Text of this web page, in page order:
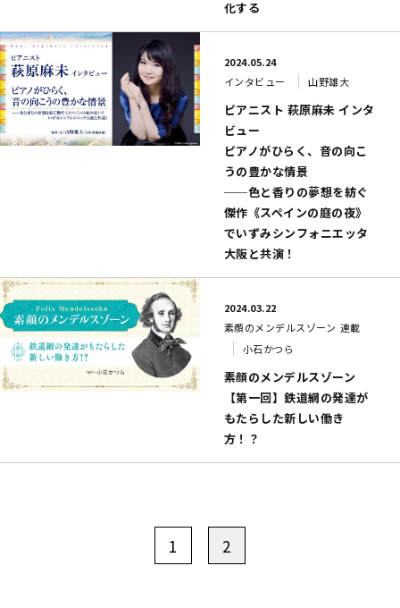
化する
2024.05.24
インタビュー
山野雄大
ピアニスト 萩原麻未 インタ
ビュー
ピアノがひらく、音の向こ
うの豊かな情景
──色と香りの夢想を紡ぐ
傑作《スペインの庭の夜》
でいずみシンフォニエッタ
大阪と共演！
2024.03.22
素顔のメンデルスゾーン 連載
小石かつら
素顔のメンデルスゾーン
【第一回】鉄道網の発達が
もたらした新しい働き
方！？
1 2